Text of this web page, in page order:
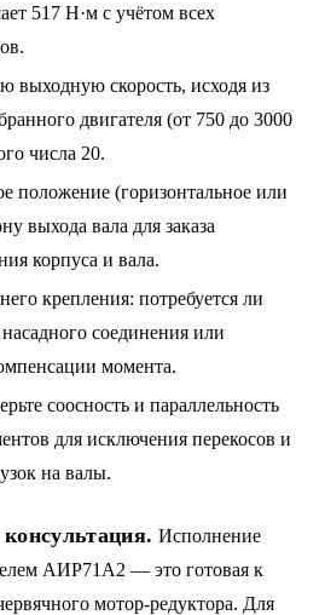
517 Н·м с учётом всех
выходную скорость, исходя из
двигателя (от 750 до 3000
числа 20.
положение (горизонтальное или
выхода вала для заказа
корпуса и вала.
крепления: потребуется ли
соединения или
момента.
соосность и параллельность
для исключения перекосов и
на валы.
Исполнение
АИР71A2 — это готовая к
мотор-редуктора. Для